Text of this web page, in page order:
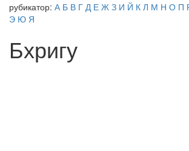
рубикатор: А Б В Г Д Е Ж З И Й К Л М Н О П
Э Ю Я
Бхригу